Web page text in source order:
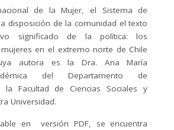
de la Mujer, el Sistema de
disposición de la comunidad el texto
significado de la política: los
en el extremo norte de Chile
autora es la Dra. Ana María
del Departamento de
la Facultad de Ciencias Sociales y
Universidad.
en versión PDF, se encuentra